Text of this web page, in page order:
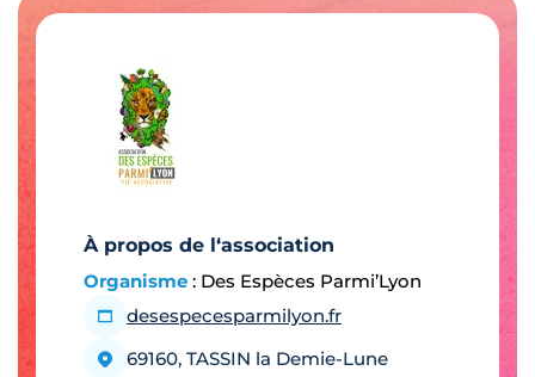
À propos de l‘association
Organisme : Des Espèces Parmi’Lyon
desespecesparmilyon.fr
69160, TASSIN la Demie-Lune